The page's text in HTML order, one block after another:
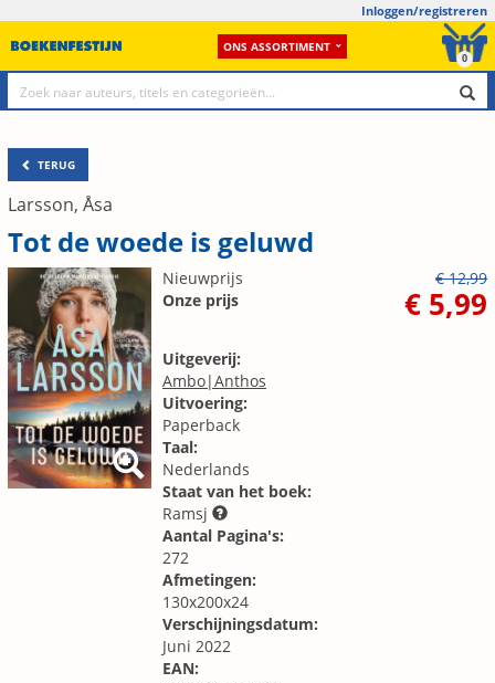
Inloggen/registreren
ONS ASSORTIMENT
0
TERUG
Larsson, Åsa
Tot de woede is geluwd
Nieuwprijs
€ 12,99
Onze prijs
€ 5,99
Uitgeverij:
Ambo|Anthos
Uitvoering:
Paperback
Taal:
Nederlands
Staat van het boek:
Ramsj
Aantal Pagina's:
272
Afmetingen:
130x200x24
Verschijningsdatum:
Juni 2022
EAN: